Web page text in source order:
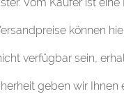
können
verfügbar sein,
geben wir Ihnen